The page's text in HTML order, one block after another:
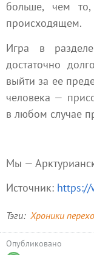
больше, чем
происходящем.
Игра в
достаточно
выйти за ее
человека —
в любом случае
Мы —
Источник: https://
Тэги Хроники
Опубликовано